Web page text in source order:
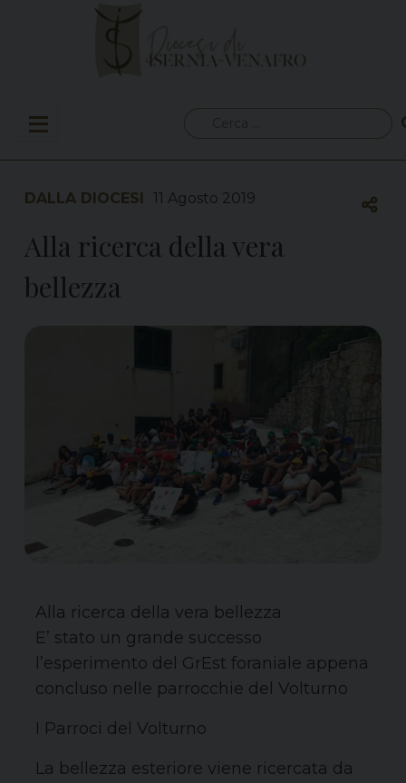
per:
DALLA DIOCESI 11 Agosto 2019
Alla ricerca della vera
bellezza
Alla ricerca della vera bellezza
E’ stato un grande successo
l’esperimento del GrEst foraniale appena
concluso nelle parrocchie del Volturno
I Parroci del Volturno
La bellezza esteriore viene ricercata da